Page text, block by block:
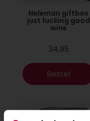
Neleman giftbox
just fucking good
wine
34,95
Bestel